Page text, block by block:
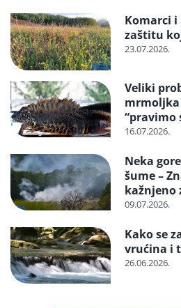
Komarci
zaštitu
23.07.2026.
Veliki
mrmoljka
“pravimo
reagovati
16.07.2026.
Neka
šume –
kažnjeno
otvorenom
09.07.2026.
Kako se
vrućina i
26.06.2026.